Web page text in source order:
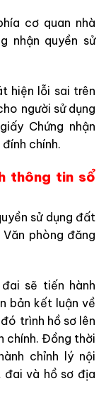
cơ quan nhà
nhận quyền sử
hiện lỗi sai trên
người sử dụng
Chứng nhận
chính.
thông tin sổ
sử dụng đất
phòng đăng
sẽ tiến hành
bản kết luận về
trình hồ sơ lên
chính. Đồng thời
chỉnh lý nội
và hồ sơ địa